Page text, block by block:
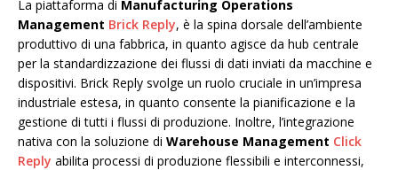
La piattaforma di Manufacturing Operations
Management Brick Reply, è la spina dorsale dell’ambiente
produttivo di una fabbrica, in quanto agisce da hub centrale
per la standardizzazione dei flussi di dati inviati da macchine e
dispositivi. Brick Reply svolge un ruolo cruciale in un’impresa
industriale estesa, in quanto consente la pianificazione e la
gestione di tutti i flussi di produzione. Inoltre, l’integrazione
nativa con la soluzione di Warehouse Management Click
Reply abilita processi di produzione flessibili e interconnessi,